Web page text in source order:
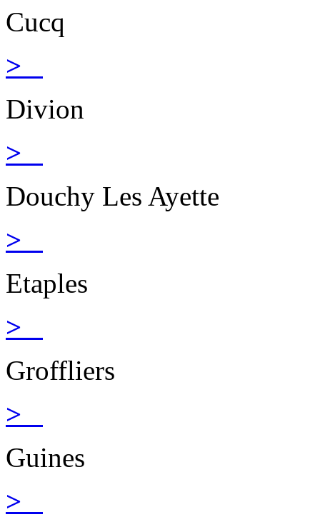
Cucq
>
Divion
>
Douchy Les Ayette
>
Etaples
>
Groffliers
>
Guines
>